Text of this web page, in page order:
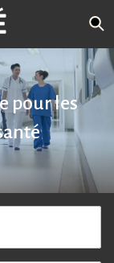
pour les